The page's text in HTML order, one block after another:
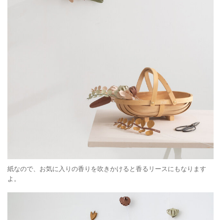
紙なので、お気に入りの香りを吹きかけると香るリースにもなります
よ。